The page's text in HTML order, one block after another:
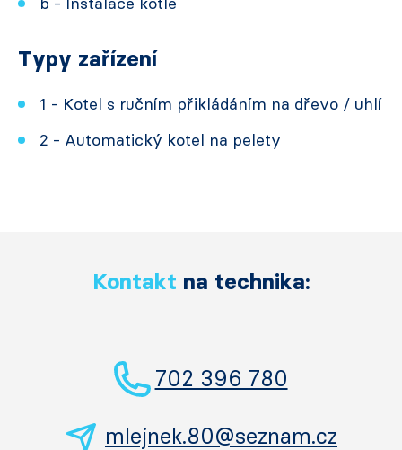
Typy zařízení
1 - Kotel s ručním přikládáním na dřevo / uhlí
2 - Automatický kotel na pelety
Kontakt na technika:
702 396 780
mlejnek.80@seznam.cz